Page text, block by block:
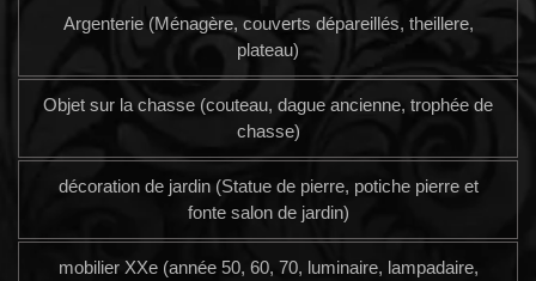
Argenterie (Ménagère, couverts dépareillés, theillere,
plateau)
Objet sur la chasse (couteau, dague ancienne, trophée de
chasse)
décoration de jardin (Statue de pierre, potiche pierre et
fonte salon de jardin)
mobilier XXe (année 50, 60, 70, luminaire, lampadaire,